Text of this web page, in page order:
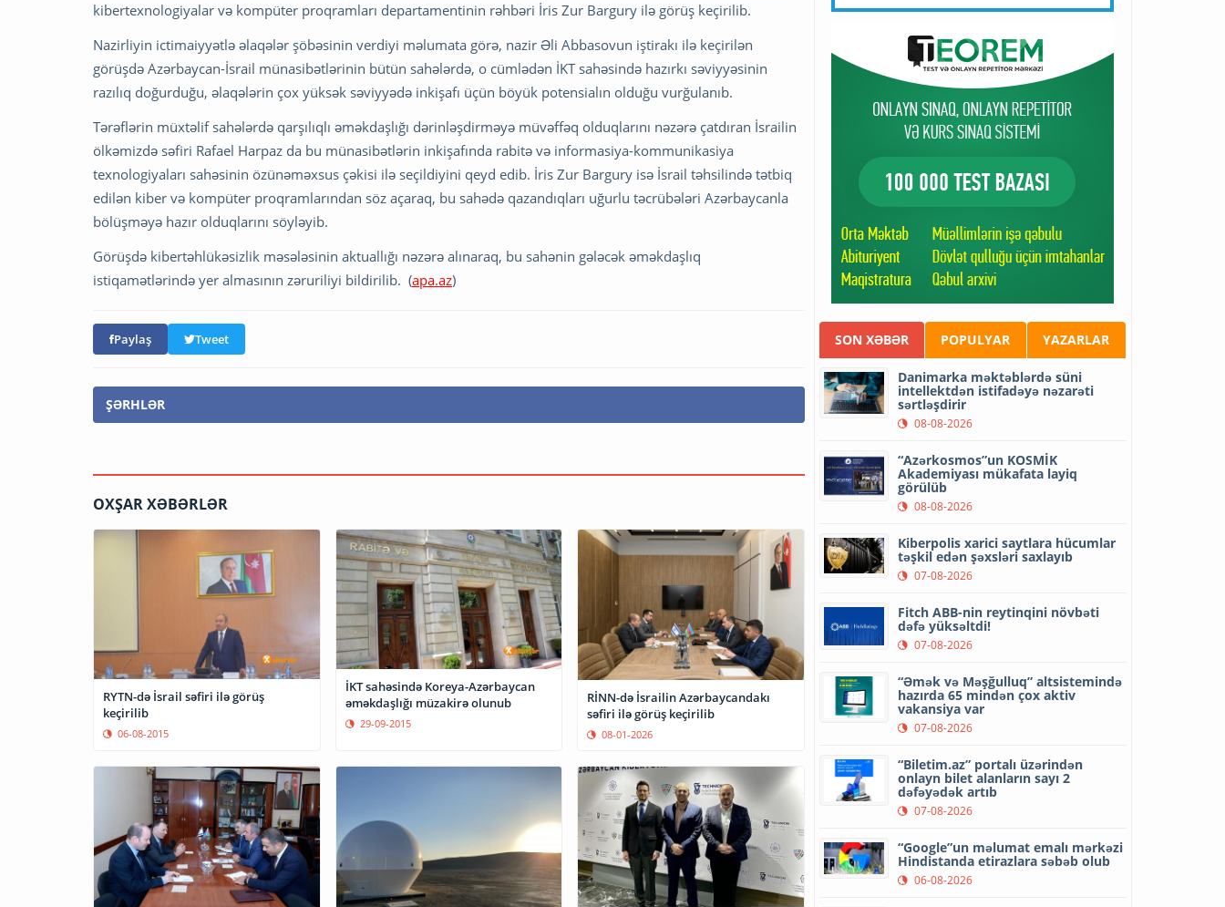
kibertexnologiyalar və kompüter proqramları departamentinin rəhbəri İris Zur Bargury ilə görüş keçirilib.
Nazirliyin ictimaiyyətlə əlaqələr şöbəsinin verdiyi məlumata görə, nazir Əli Abbasovun iştirakı ilə keçirilən
görüşdə Azərbaycan-İsrail münasibətlərinin bütün sahələrdə, o cümlədən İKT sahəsində hazırkı səviyyəsinin
razılıq doğurduğu, əlaqələrin çox yüksək səviyyədə inkişafı üçün böyük potensialın olduğu vurğulanıb.
Tərəflərin müxtəlif sahələrdə qarşılıqlı əməkdaşlığı dərinləşdirməyə müvəffəq olduqlarını nəzərə çatdıran İsrailin
ölkəmizdə səfiri Rafael Harpaz da bu münasibətlərin inkişafında rabitə və informasiya-kommunikasiya
texnologiyaları sahəsinin özünəməxsus çəkisi ilə seçildiyini qeyd edib. İris Zur Bargury isə İsrail təhsilində tətbiq
edilən kiber və kompüter proqramlarından söz açaraq, bu sahədə qazandıqları uğurlu təcrübələri Azərbaycanla
bölüşməyə hazır olduqlarını söyləyib.
Görüşdə kibertəhlükəsizlik məsələsinin aktuallığı nəzərə alınaraq, bu sahənin gələcək əməkdaşlıq
istiqamətlərində yer almasının zəruriliyi bildirilib. (apa.az)
Paylaş Tweet
ŞƏRHLƏR
OXŞAR XƏBƏRLƏR
RYTN-də İsrail səfiri ilə görüş
keçirilib
06-08-2015
İKT sahəsində Koreya-Azərbaycan
əməkdaşlığı müzakirə olunub
29-09-2015
RİNN-də İsrailin Azərbaycandakı
səfiri ilə görüş keçirilib
08-01-2026
SON XƏBƏR POPULYAR YAZARLAR
Danimarka məktəblərdə süni
intellektdən istifadəyə nəzarəti
sərtləşdirir
08-08-2026
“Azərkosmos”un KOSMİK
Akademiyası mükafata layiq
görülüb
08-08-2026
Kiberpolis xarici saytlara hücumlar
təşkil edən şəxsləri saxlayıb
07-08-2026
Fitch ABB-nin reytinqini növbəti
dəfə yüksəltdi!
07-08-2026
“Əmək və Məşğulluq” altsistemində
hazırda 65 mindən çox aktiv
vakansiya var
07-08-2026
“Biletim.az” portalı üzərindən
onlayn bilet alanların sayı 2
dəfəyədək artıb
07-08-2026
“Google”un məlumat emalı mərkəzi
Hindistanda etirazlara səbəb olub
06-08-2026